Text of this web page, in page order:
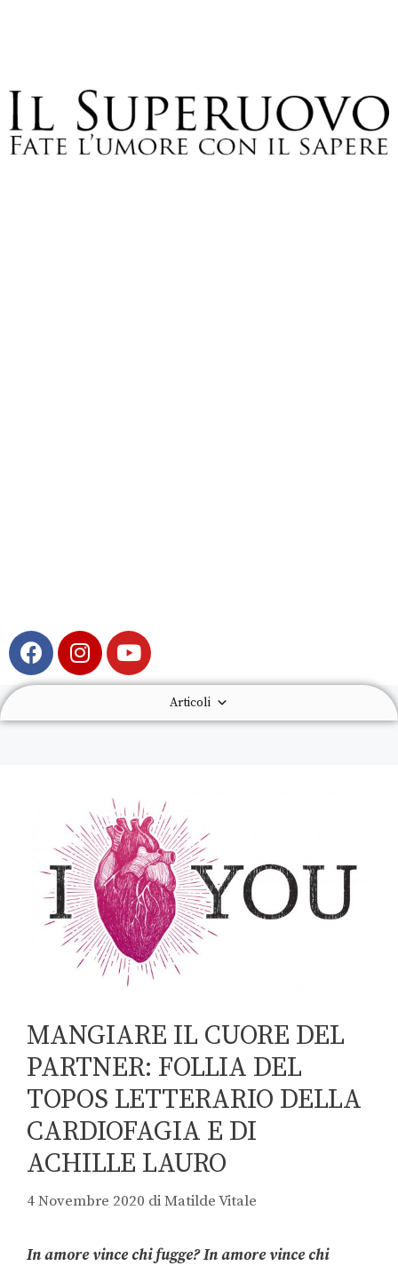
Articoli
MANGIARE IL CUORE DEL
PARTNER: FOLLIA DEL
TOPOS LETTERARIO DELLA
CARDIOFAGIA E DI
ACHILLE LAURO
4 Novembre 2020 diMatilde Vitale
In amore vince chi fugge? In amore vince chi